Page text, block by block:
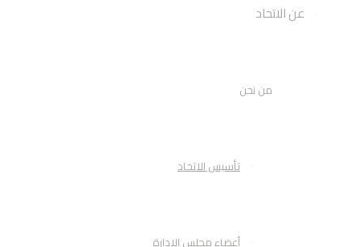
عن الاتحاد
من نحن
تأسيس الاتحاد
أعضاء مجلس الإدارة